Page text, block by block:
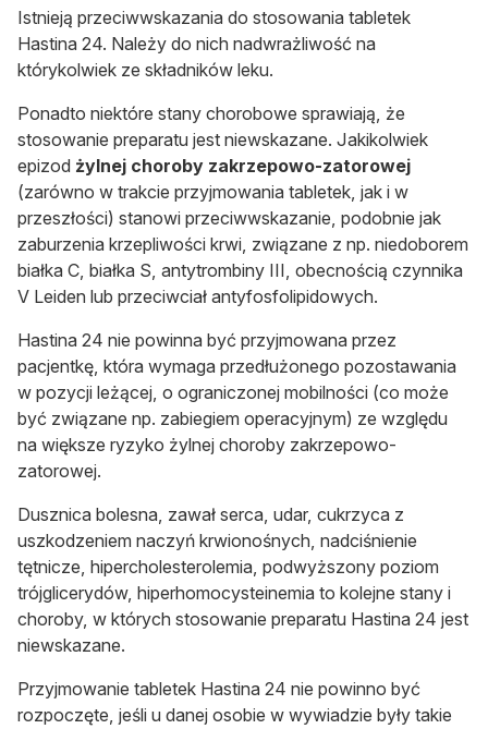
Istnieją przeciwwskazania do stosowania tabletek
Hastina 24. Należy do nich nadwrażliwość na
którykolwiek ze składników leku.
Ponadto niektóre stany chorobowe sprawiają, że
stosowanie preparatu jest niewskazane. Jakikolwiek
epizod żylnej choroby zakrzepowo-zatorowej
(zarówno w trakcie przyjmowania tabletek, jak i w
przeszłości) stanowi przeciwwskazanie, podobnie jak
zaburzenia krzepliwości krwi, związane z np. niedoborem
białka C, białka S, antytrombiny III, obecnością czynnika
V Leiden lub przeciwciał antyfosfolipidowych.
Hastina 24 nie powinna być przyjmowana przez
pacjentkę, która wymaga przedłużonego pozostawania
w pozycji leżącej, o ograniczonej mobilności (co może
być związane np. zabiegiem operacyjnym) ze względu
na większe ryzyko żylnej choroby zakrzepowo-
zatorowej.
Dusznica bolesna, zawał serca, udar, cukrzyca z
uszkodzeniem naczyń krwionośnych, nadciśnienie
tętnicze, hipercholesterolemia, podwyższony poziom
trójglicerydów, hiperhomocysteinemia to kolejne stany i
choroby, w których stosowanie preparatu Hastina 24 jest
niewskazane.
Przyjmowanie tabletek Hastina 24 nie powinno być
rozpoczęte, jeśli u danej osobie w wywiadzie były takie